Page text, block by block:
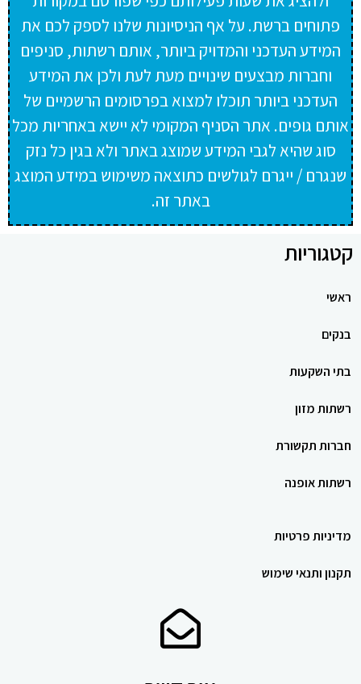
פתוחים ברשת. על אף הניסיונות שלנו לספק לכם את
המידע העדכני והמדויק ביותר, אותם רשתות, סניפים
וחברות מבצעים שינויים מעת לעת ולכן את המידע
העדכני ביותר תוכלו למצוא בפרסומים הרשמיים של
אותם גופים. אתר הסניף המקומי לא יישא באחריות מכל
סוג שהיא לגבי המידע שמוצג באתר ולא בגין כל נזק
שנגרם / ייגרם לגולשים כתוצאה משימוש במידע המוצג
באתר זה.
קטגוריות
ראשי
בנקים
בתי השקעות
רשתות מזון
חברות תקשורת
רשתות אופנה
מדיניות פרטיות
תקנון ותנאי שימוש